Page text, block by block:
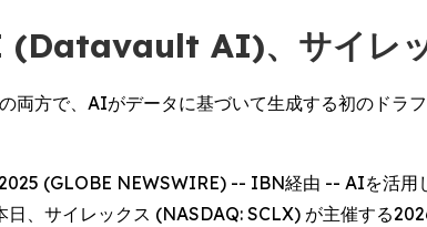
(Datavault AI)、サイレ
両方で、AIがデータに基づいて生成する初のドラ
(GLOBE NEWSWIRE) -- IBN経由 -- AIを活
、サイレックス (NASDAQ: SCLX) が主催する